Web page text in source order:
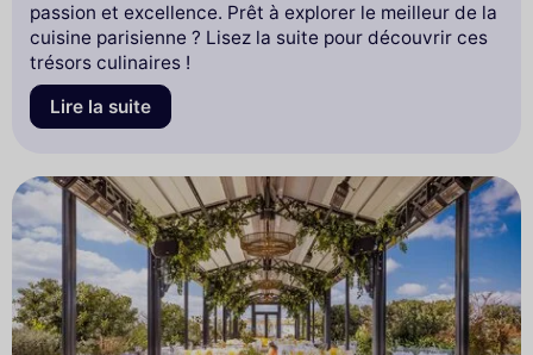
passion et excellence. Prêt à explorer le meilleur de la
cuisine parisienne ? Lisez la suite pour découvrir ces
trésors culinaires !
Lire la suite